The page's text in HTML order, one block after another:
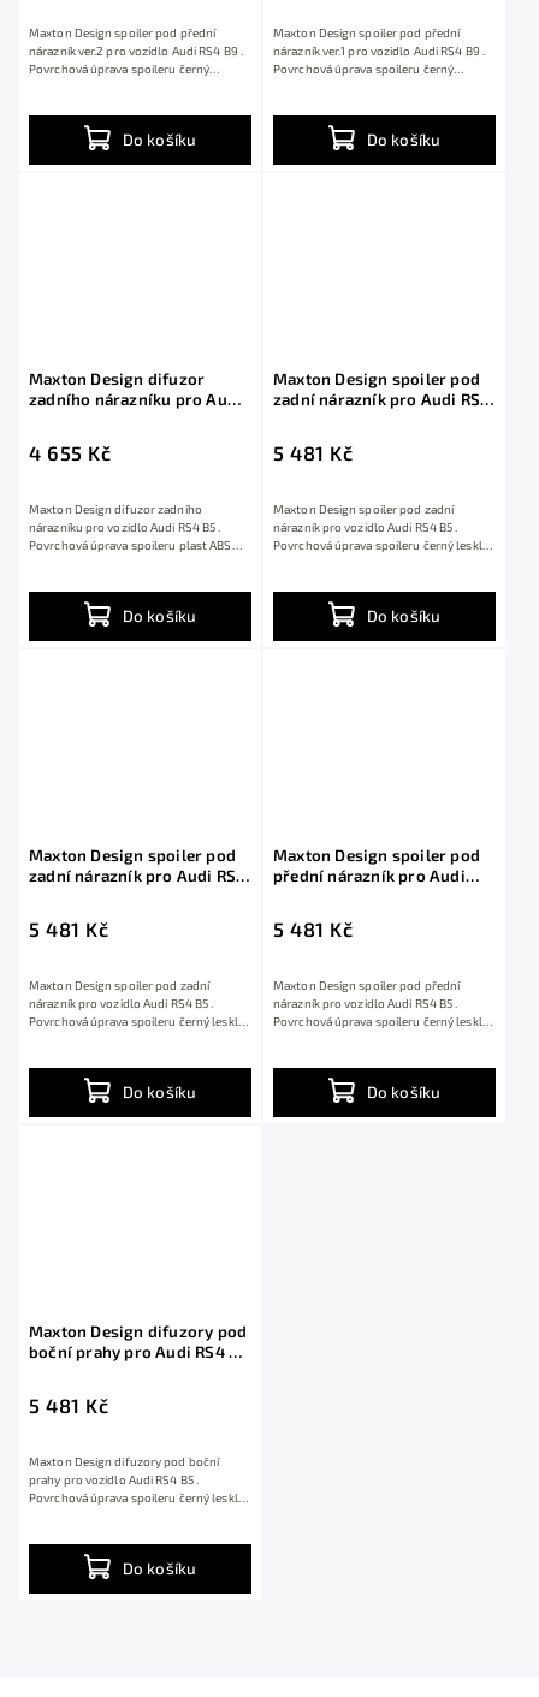
Do košíku
Maxton Design spoiler pod přední
nárazník ver.2 pro vozidlo Audi RS4 B9 .
Povrchová úprava spoileru černý
Do košíku
Maxton Design spoiler pod přední
nárazník ver.1 pro vozidlo Audi RS4 B9 .
Povrchová úprava spoileru černý
Maxton Design difuzor
zadního nárazníku pro Audi
4 655 Kč
Do košíku
Maxton Design difuzor zadního
nárazníku pro vozidlo Audi RS4 B5 .
Povrchová úprava spoileru plast ABS
Maxton Design spoiler pod
zadní nárazník pro Audi RS4
5 481 Kč
Do košíku
Maxton Design spoiler pod zadní
nárazník pro vozidlo Audi RS4 B5 .
Povrchová úprava spoileru černý lesklý
Maxton Design spoiler pod
zadní nárazník pro Audi RS4
5 481 Kč
Do košíku
Maxton Design spoiler pod zadní
nárazník pro vozidlo Audi RS4 B5 .
Povrchová úprava spoileru černý lesklý
Maxton Design spoiler pod
přední nárazník pro Audi
5 481 Kč
Do košíku
Maxton Design spoiler pod přední
nárazník pro vozidlo Audi RS4 B5 .
Povrchová úprava spoileru černý lesklý
Maxton Design difuzory pod
boční prahy pro Audi RS4 B5,
5 481 Kč
Do košíku
Maxton Design difuzory pod boční
prahy pro vozidlo Audi RS4 B5 .
Povrchová úprava spoileru černý lesklý